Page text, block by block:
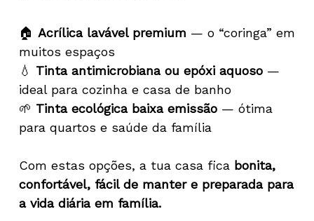
🏠 Acrílica lavável premium — o “coringa” em
muitos espaços
💧 Tinta antimicrobiana ou epóxi aquoso—
ideal para cozinha e casa de banho
🌱 Tinta ecológica baixa emissão— ótima
para quartos e saúde da família
Com estas opções, a tua casa fica bonita,
confortável, fácil de manter e preparada para
a vida diária em família.